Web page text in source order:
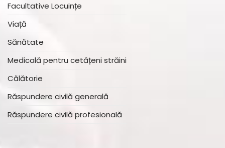
Facultative Locuințe
Viață
Sănătate
Medicală pentru cetățeni străini
Călătorie
Răspundere civilă generală
Răspundere civilă profesională